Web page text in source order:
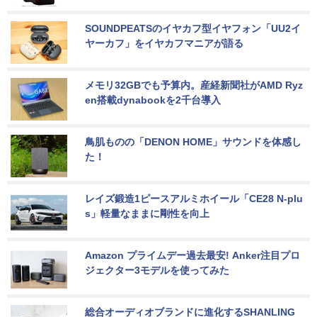
SOUNDPEATSのイヤカフ型イヤフォン「UU2イ
ヤーカフ」をイヤカフマニアが語る
メモリ32GBでも予算内。産経新聞社がAMD Ryz
en搭載dynabookを2千台導入
鳥肌ものの「DENON HOME」サウンドを体感し
た！
レイズ鍛造1ピースアルミホイール「CE28 N-plu
s」軽量なままに剛性を向上
Amazon プライムデー過去最安! Anker注目プロ
ジェクター3モデルを使ってみた
総合オーディオブランドに進化するSHANLING